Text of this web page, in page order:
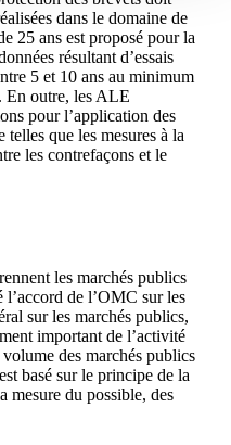
dans le domaine de
25 ans est proposé pour la
résultant d’essais
5 et 10 ans au minimum
En outre, les ALE
pour l’application des
que les mesures à la
les contrefaçons et le
les marchés publics
l’accord de l’OMC sur les
sur les marchés publics,
important de l’activité
des marchés publics
basé sur le principe de la
mesure du possible, des